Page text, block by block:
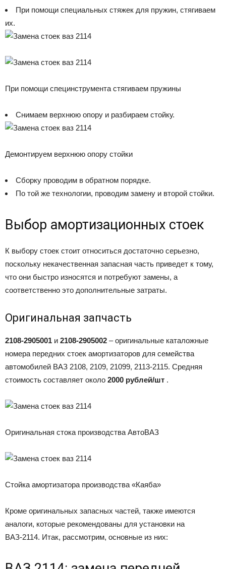
При помощи специальных стяжек для пружин, стягиваем
их.
При помощи специнструмента стягиваем пружины
Снимаем верхнюю опору и разбираем стойку.
Демонтируем верхнюю опору стойки
Сборку проводим в обратном порядке.
По той же технологии, проводим замену и второй стойки.
Выбор амортизационных стоек
К выбору стоек стоит относиться достаточно серьезно,
поскольку некачественная запасная часть приведет к тому,
что они быстро износятся и потребуют замены, а
соответственно это дополнительные затраты.
Оригинальная запчасть
2108-2905001 и 2108-2905002 – оригинальные каталожные
номера передних стоек амортизаторов для семейства
автомобилей ВАЗ 2108, 2109, 21099, 2113-2115. Средняя
стоимость составляет около 2000 рублей/шт .
Оригинальная стока производства АвтоВАЗ
Стойка амортизатора производства «Каяба»
Кроме оригинальных запасных частей, также имеются
аналоги, которые рекомендованы для установки на
ВАЗ-2114. Итак, рассмотрим, основные из них: